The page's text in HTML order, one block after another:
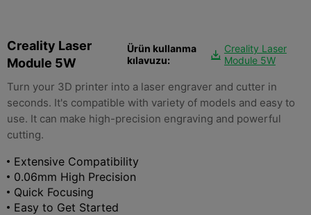
Creality Laser
Module 5W
Ürün kullanma
kılavuzu:

Creality Laser
Module 5W
Turn your 3D printer into a laser engraver and cutter in
seconds. It's compatible with variety of models and easy to
use. It can make high-precision engraving and powerful
cutting.
Extensive Compatibility
0.06mm High Precision
Quick Focusing
Easy to Get Started